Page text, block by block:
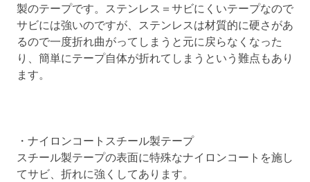
製のテープです。ステンレス＝サビにくいテープなので
サビには強いのですが、ステンレスは材質的に硬さがあ
るので一度折れ曲がってしまうと元に戻らなくなった
り、簡単にテープ自体が折れてしまうという難点もあり
ます。
・ナイロンコートスチール製テープ
スチール製テープの表面に特殊なナイロンコートを施し
てサビ、折れに強くしてあります。